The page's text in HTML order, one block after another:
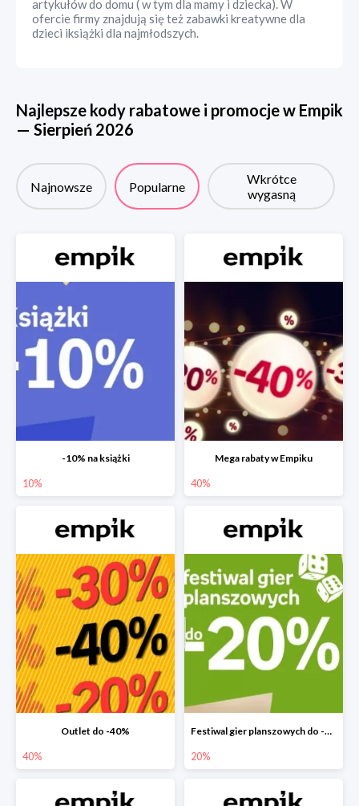
artykułów do domu ( w tym dla mamy i dziecka). W
ofercie firmy znajdują się też zabawki kreatywne dla
dzieci iksiążki dla najmłodszych.
Najlepsze kody rabatowe i promocje w Empik
— Sierpień 2026
Najnowsze Popularne
Wkrótce
wygasną
-10% na książki
10%
Mega rabaty w Empiku
40%
Outlet do -40%
40%
Festiwal gier planszowych do -20%
20%